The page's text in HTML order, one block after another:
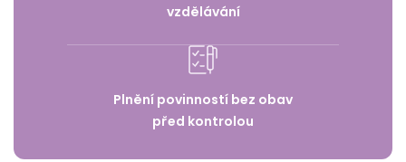
vzdělávání
Plnění povinností bez obav
před kontrolou